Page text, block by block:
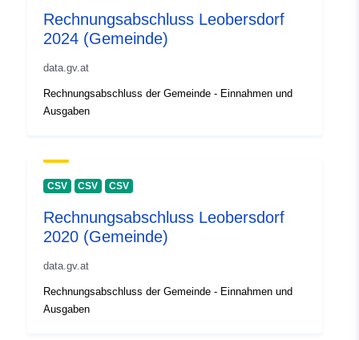
Rechnungsabschluss Leobersdorf
2024 (Gemeinde)
data.gv.at
Rechnungsabschluss der Gemeinde - Einnahmen und
Ausgaben
CSV CSV CSV
Rechnungsabschluss Leobersdorf
2020 (Gemeinde)
data.gv.at
Rechnungsabschluss der Gemeinde - Einnahmen und
Ausgaben